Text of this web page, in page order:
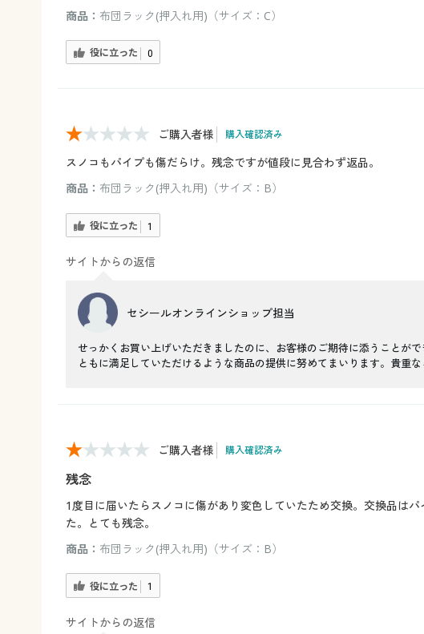
商品： 布団ラック(押入れ用)（サイズ：C）
役に立った 0
ご購入者様 購入確認済み
スノコもパイプも傷だらけ。残念ですが値段に見合わず返品。
商品： 布団ラック(押入れ用)（サイズ：B）
役に立った 1
サイトからの返信
セシールオンラインショップ担当
せっかくお買い上げいただきましたのに、お客様のご期待に添うことが
ともに満足していただけるような商品の提供に努めてまいります。貴重な
ご購入者様 購入確認済み
残念
1度目に届いたらスノコに傷があり変色していたため交換。交換品は
た。とても残念。
商品： 布団ラック(押入れ用)（サイズ：B）
役に立った 1
サイトからの返信